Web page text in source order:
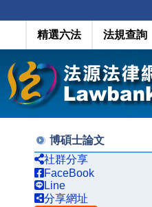
精選六法 法規查詢
博碩士論文
社群分享
FaceBook
Line
分享網址